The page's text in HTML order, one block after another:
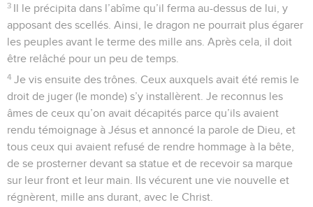
3 Il le précipita dans l’abîme qu’il ferma au-dessus de lui, y
apposant des scellés. Ainsi, le dragon ne pourrait plus égarer
les peuples avant le terme des mille ans. Après cela, il doit
être relâché pour un peu de temps.
4 Je vis ensuite des trônes. Ceux auxquels avait été remis le
droit de juger (le monde) s’y installèrent. Je reconnus les
âmes de ceux qu’on avait décapités parce qu’ils avaient
rendu témoignage à Jésus et annoncé la parole de Dieu, et
tous ceux qui avaient refusé de rendre hommage à la bête,
de se prosterner devant sa statue et de recevoir sa marque
sur leur front et leur main. Ils vécurent une vie nouvelle et
régnèrent, mille ans durant, avec le Christ.